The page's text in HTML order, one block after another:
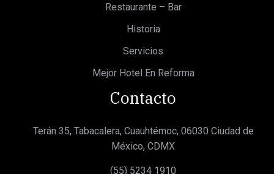
Restaurante – Bar
Historia
Servicios
Mejor Hotel En Reforma
Contacto
Terán 35, Tabacalera, Cuauhtémoc, 06030 Ciudad de
México, CDMX
(55) 5234 1910